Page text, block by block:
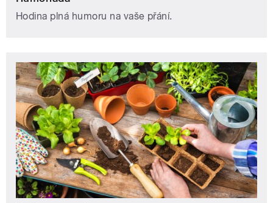
Hodina plná humoru na vaše přání.